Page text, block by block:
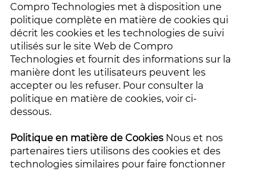
Compro Technologies met à disposition une
politique complète en matière de cookies qui
décrit les cookies et les technologies de suivi
utilisés sur le site Web de Compro
Technologies et fournit des informations sur la
manière dont les utilisateurs peuvent les
accepter ou les refuser. Pour consulter la
politique en matière de cookies, voir ci-
dessous.
Politique en matière de Cookies Nous et nos
partenaires tiers utilisons des cookies et des
technologies similaires pour faire fonctionner